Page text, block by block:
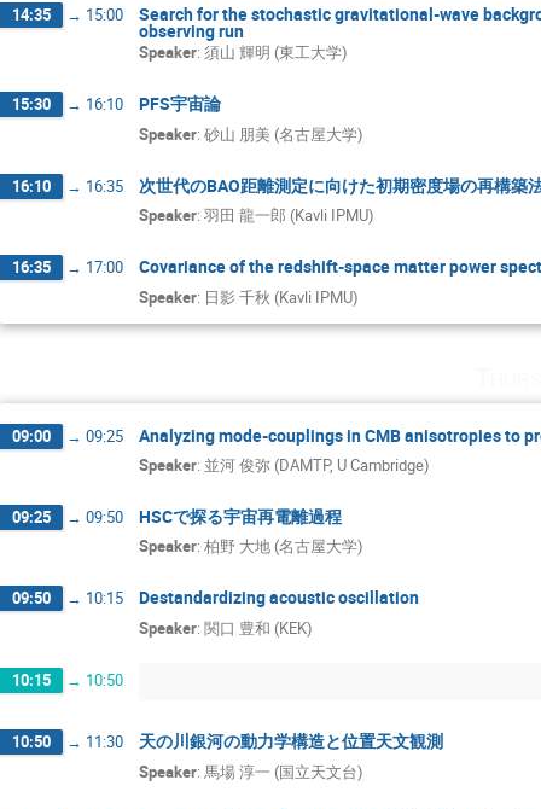
14:35 → 15:00 Search for the stochastic gravitational-wave
observing run
Speaker: 須山 輝明 (東工大学)
15:30 → 16:10 PFS宇宙論
Speaker: 砂山 朋美 (名古屋大学)
16:10 → 16:35 次世代のBAO距離測定に向けた初期密度場の再構築
Speaker: 羽田 龍一郎 (Kavli IPMU)
16:35 → 17:00 Covariance of the redshift-space matter power
Speaker: 日影 千秋 (Kavli IPMU)
09:00 → 09:25 Analyzing mode-couplings in CMB anisotropies to
Speaker: 並河 俊弥 (DAMTP, U Cambridge)
09:25 → 09:50 HSCで探る宇宙再電離過程
Speaker: 柏野 大地 (名古屋大学)
09:50 → 10:15 Destandardizing acoustic oscillation
Speaker: 関口 豊和 (KEK)
10:15 → 10:50
10:50 → 11:30 天の川銀河の動力学構造と位置天文観測
Speaker: 馬場 淳一 (国立天文台)